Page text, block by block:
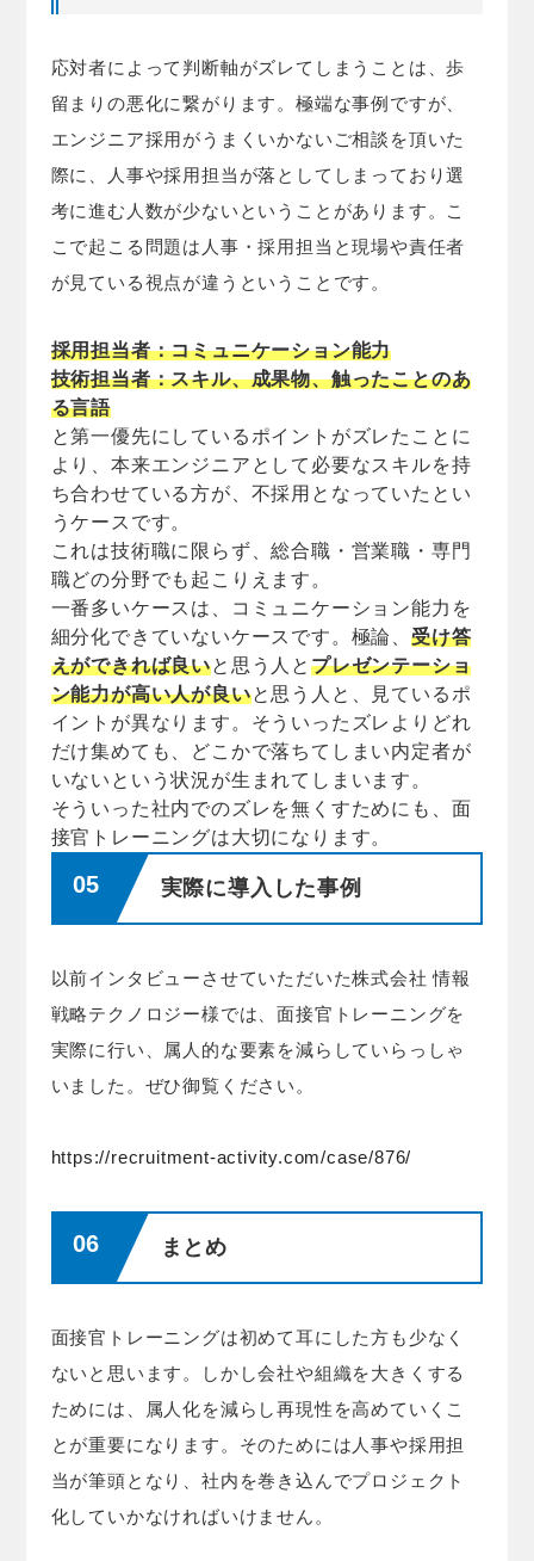
応対者によって判断軸がズレてしまうことは、歩
留まりの悪化に繋がります。極端な事例ですが、
エンジニア採用がうまくいかないご相談を頂いた
際に、人事や採用担当が落としてしまっており選
考に進む人数が少ないということがあります。こ
こで起こる問題は人事・採用担当と現場や責任者
が見ている視点が違うということです。
採用担当者：コミュニケーション能力
技術担当者：スキル、成果物、触ったことのあ
る言語
と第一優先にしているポイントがズレたことに
より、本来エンジニアとして必要なスキルを持
ち合わせている方が、不採用となっていたとい
うケースです。
これは技術職に限らず、総合職・営業職・専門
職どの分野でも起こりえます。
一番多いケースは、コミュニケーション能力を
細分化できていないケースです。極論、 受け答
えができれば良いと思う人と プレゼンテーショ
ン能力が高い人が良いと思う人と、見ているポ
イントが異なります。そういったズレよりどれ
だけ集めても、どこかで落ちてしまい内定者が
いないという状況が生まれてしまいます。
そういった社内でのズレを無くすためにも、面
接官トレーニングは大切になります。
実際に導入した事例
以前インタビューさせていただいた株式会社 情報
戦略テクノロジー様では、面接官トレーニングを
実際に行い、属人的な要素を減らしていらっしゃ
いました。ぜひ御覧ください。
https://recruitment-activity.com/case/876/
まとめ
面接官トレーニングは初めて耳にした方も少なく
ないと思います。しかし会社や組織を大きくする
ためには、属人化を減らし再現性を高めていくこ
とが重要になります。そのためには人事や採用担
当が筆頭となり、社内を巻き込んでプロジェクト
化していかなければいけません。